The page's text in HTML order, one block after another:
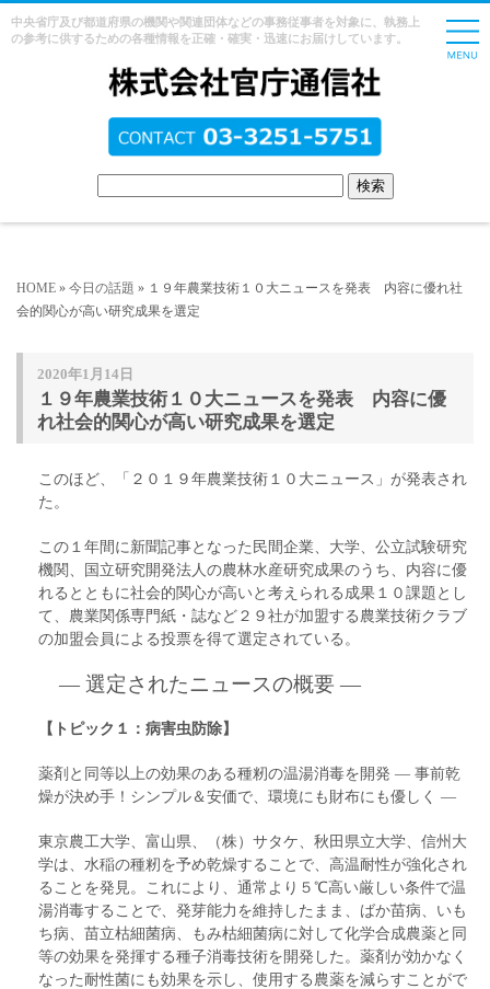
中央省庁及び都道府県の機関や関連団体などの事務従事者を対象に、執務上
の参考に供するための各種情報を正確・確実・迅速にお届けしています。
HOME » 今日の話題 » １９年農業技術１０大ニュースを発表 内容に優れ社
会的関心が高い研究成果を選定
2020年1月14日
１９年農業技術１０大ニュースを発表 内容に優
れ社会的関心が高い研究成果を選定
このほど、「２０１９年農業技術１０大ニュース」が発表され
た。
この１年間に新聞記事となった民間企業、大学、公立試験研究
機関、国立研究開発法人の農林水産研究成果のうち、内容に優
れるとともに社会的関心が高いと考えられる成果１０課題とし
て、農業関係専門紙・誌など２９社が加盟する農業技術クラブ
の加盟会員による投票を得て選定されている。
― 選定されたニュースの概要 ―
【トピック１：病害虫防除】
薬剤と同等以上の効果のある種籾の温湯消毒を開発 ― 事前乾
燥が決め手！シンプル＆安価で、環境にも財布にも優しく ―
東京農工大学、富山県、（株）サタケ、秋田県立大学、信州大
学は、水稲の種籾を予め乾燥することで、高温耐性が強化され
ることを発見。これにより、通常より５℃高い厳しい条件で温
湯消毒することで、発芽能力を維持したまま、ばか苗病、いも
ち病、苗立枯細菌病、もみ枯細菌病に対して化学合成農薬と同
等の効果を発揮する種子消毒技術を開発した。薬剤が効かなく
なった耐性菌にも効果を示し、使用する農薬を減らすことがで